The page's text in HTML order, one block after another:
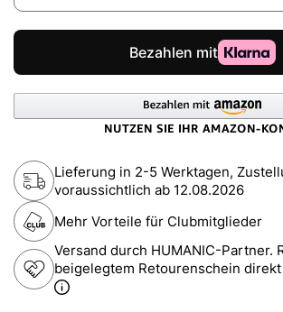
Lieferung in 2-5 Werktagen,
voraussichtlich ab 12.08.2026
Mehr Vorteile für Clubmitglieder
Versand durch HUMANIC-Partner.
beigelegtem Retourenschein